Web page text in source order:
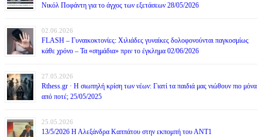
Νικόλ Ποφάντη για το άγχος των εξετάσεων 28/05/2026
02.06.2026
FLASH – Γυναικοκτονίες: Χιλιάδες γυναίκες δολοφονούνται παγκοσμίως
κάθε χρόνο – Τα «σημάδια» πριν το έγκλημα 02/06/2026
27.05.2026
Rthess.gr · Η σιωπηλή κρίση των νέων: Γιατί τα παιδιά μας νιώθουν πιο μόνα
από ποτέ; 25/05/2025
25.05.2026
13/5/2026 Η Αλεξάνδρα Καππάτου στην εκπομπή του ΑΝΤ1